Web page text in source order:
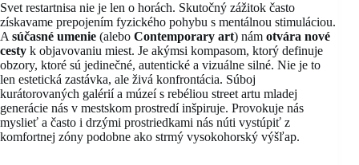
Svet restartnisa nie je len o horách. Skutočný zážitok často
získavame prepojením fyzického pohybu s mentálnou stimuláciou.
Asúčasné umenie (alebo Contemporary art) nám otvára nové
cesty k objavovaniu miest. Je akýmsi kompasom, ktorý definuje
obzory, ktoré sú jedinečné, autentické a vizuálne silné. Nie je to
len estetická zastávka, ale živá konfrontácia. Súboj
kurátorovaných galérií a múzeí s rebéliou street artu mladej
generácie nás v mestskom prostredí inšpiruje. Provokuje nás
myslieť a často i drzými prostriedkami nás núti vystúpiť z
komfortnej zóny podobne ako strmý vysokohorský výšľap.